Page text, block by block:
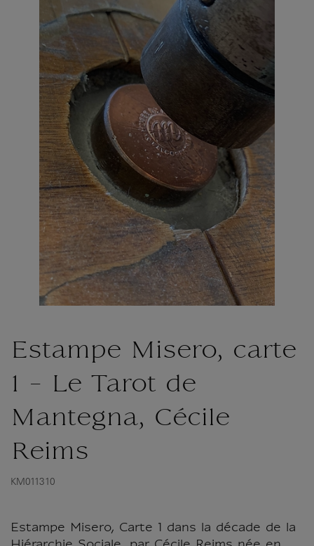
Estampe Misero, carte
1 - Le Tarot de
Mantegna, Cécile
Reims
KM011310
Estampe Misero, Carte 1 dans la décade de la